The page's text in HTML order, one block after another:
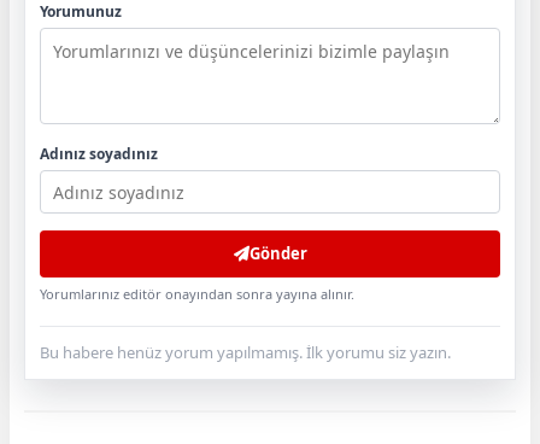
Yorumunuz
Adınız soyadınız
Gönder
Yorumlarınız editör onayından sonra yayına alınır.
Bu habere henüz yorum yapılmamış. İlk yorumu siz yazın.